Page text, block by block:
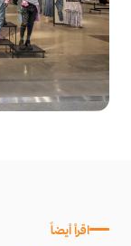
اقرأ أيضاً